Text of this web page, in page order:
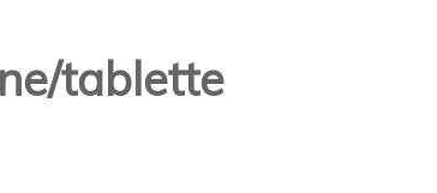
tablette